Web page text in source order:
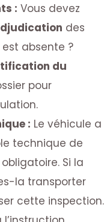
: Vous devez
des
absente ?
du
pour
: Le véhicule a
technique de
Si la
la transporter
cette inspection.